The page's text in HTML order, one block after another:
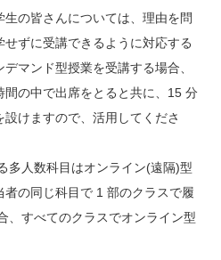
の皆さんについては、理由を問
ずに受講できるように対応する
マンド型授業を受講する場合、
の中で出席をとると共に、15 分
けますので、活用してくださ
多人数科目はオンライン(遠隔)型
の同じ科目で 1 部のクラスで履
、すべてのクラスでオンライン型